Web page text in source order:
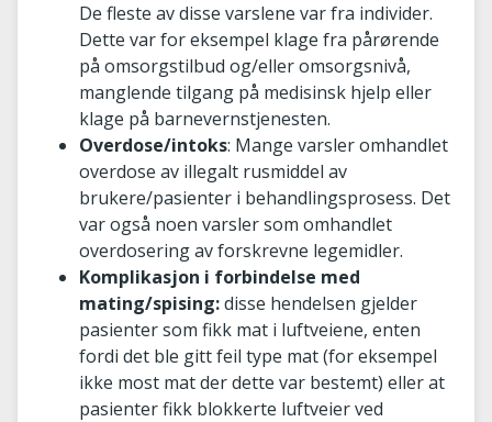
De fleste av disse varslene var fra individer.
Dette var for eksempel klage fra pårørende
på omsorgstilbud og/eller omsorgsnivå,
manglende tilgang på medisinsk hjelp eller
klage på barnevernstjenesten.
Overdose/intoks: Mange varsler omhandlet
overdose av illegalt rusmiddel av
brukere/pasienter i behandlingsprosess. Det
var også noen varsler som omhandlet
overdosering av forskrevne legemidler.
Komplikasjon i forbindelse med
mating/spising:disse hendelsen gjelder
pasienter som fikk mat i luftveiene, enten
fordi det ble gitt feil type mat (for eksempel
ikke most mat der dette var bestemt) eller at
pasienter fikk blokkerte luftveier ved